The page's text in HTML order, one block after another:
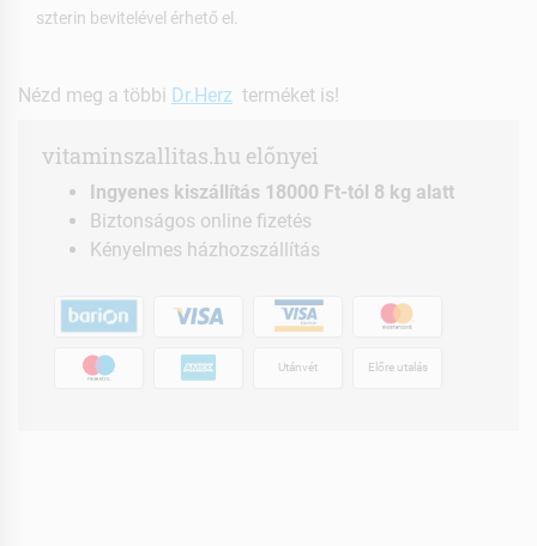
szterin bevitelével érhető el.
Nézd meg a többi Dr.Herz terméket is!
vitaminszallitas.hu előnyei
Ingyenes kiszállítás 18000 Ft-tól 8 kg alatt
Biztonságos online fizetés
Kényelmes házhozszállítás
Utánvét Előre utalás